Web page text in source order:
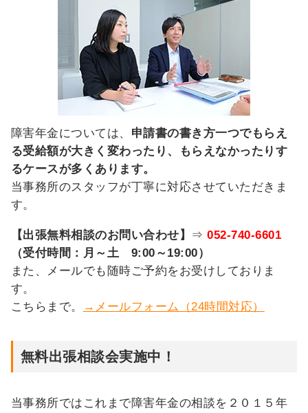
障害年金については、 申請書の書き方一つでもらえ
る受給額が大きく変わったり、もらえなかったりす
るケースが多くあります。
当事務所のスタッフが丁寧に対応させていただきま
す。
【出張無料相談のお問い合わせ】 ⇒052-740-6601
（受付時間：月～土 9:00～19:00）
また、メールでも随時ご予約をお受けしておりま
す。
こちらまで。
→メールフォーム（24時間対応）
無料出張相談会実施中！
当事務所ではこれまで障害年金の相談を２０１５年